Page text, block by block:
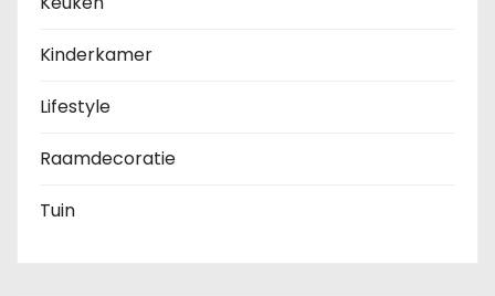
Kinderkamer
Lifestyle
Raamdecoratie
Tuin